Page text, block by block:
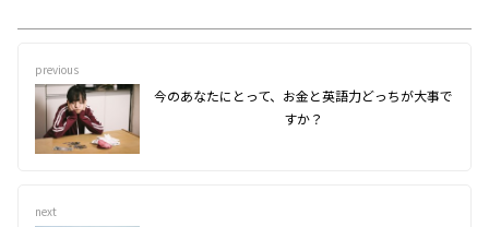
previous
今のあなたにとって、お金と英語力どっちが大事で
すか？
next